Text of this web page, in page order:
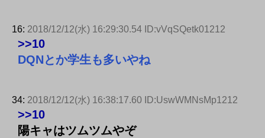
16: 2018/12/12(水) 16:29:30.54 ID:vVqSQetk01212
>>10
DQNとか学生も多いやね
34: 2018/12/12(水) 16:38:17.60 ID:UswWMNsMp1212
>>10
陽キャはツムツムやぞ